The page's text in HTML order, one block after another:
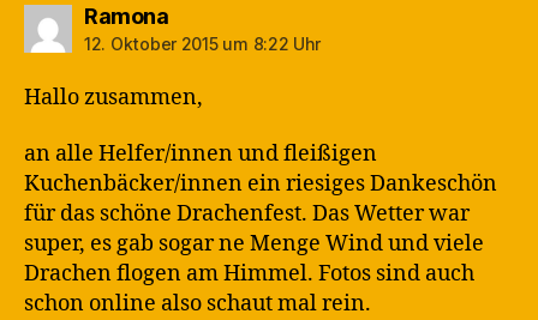
Ramonasagt:
12. Oktober 2015 um 8:22 Uhr
Hallo zusammen,
an alle Helfer/innen und fleißigen
Kuchenbäcker/innen ein riesiges Dankeschön
für das schöne Drachenfest. Das Wetter war
super, es gab sogar ne Menge Wind und viele
Drachen flogen am Himmel. Fotos sind auch
schon online also schaut mal rein.